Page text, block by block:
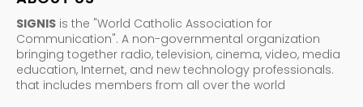
SIGNIS is the "World Catholic Association for
Communication". A non-governmental organization
bringing together radio, television, cinema, video, media
education, Internet, and new technology professionals.
that includes members from all over the world